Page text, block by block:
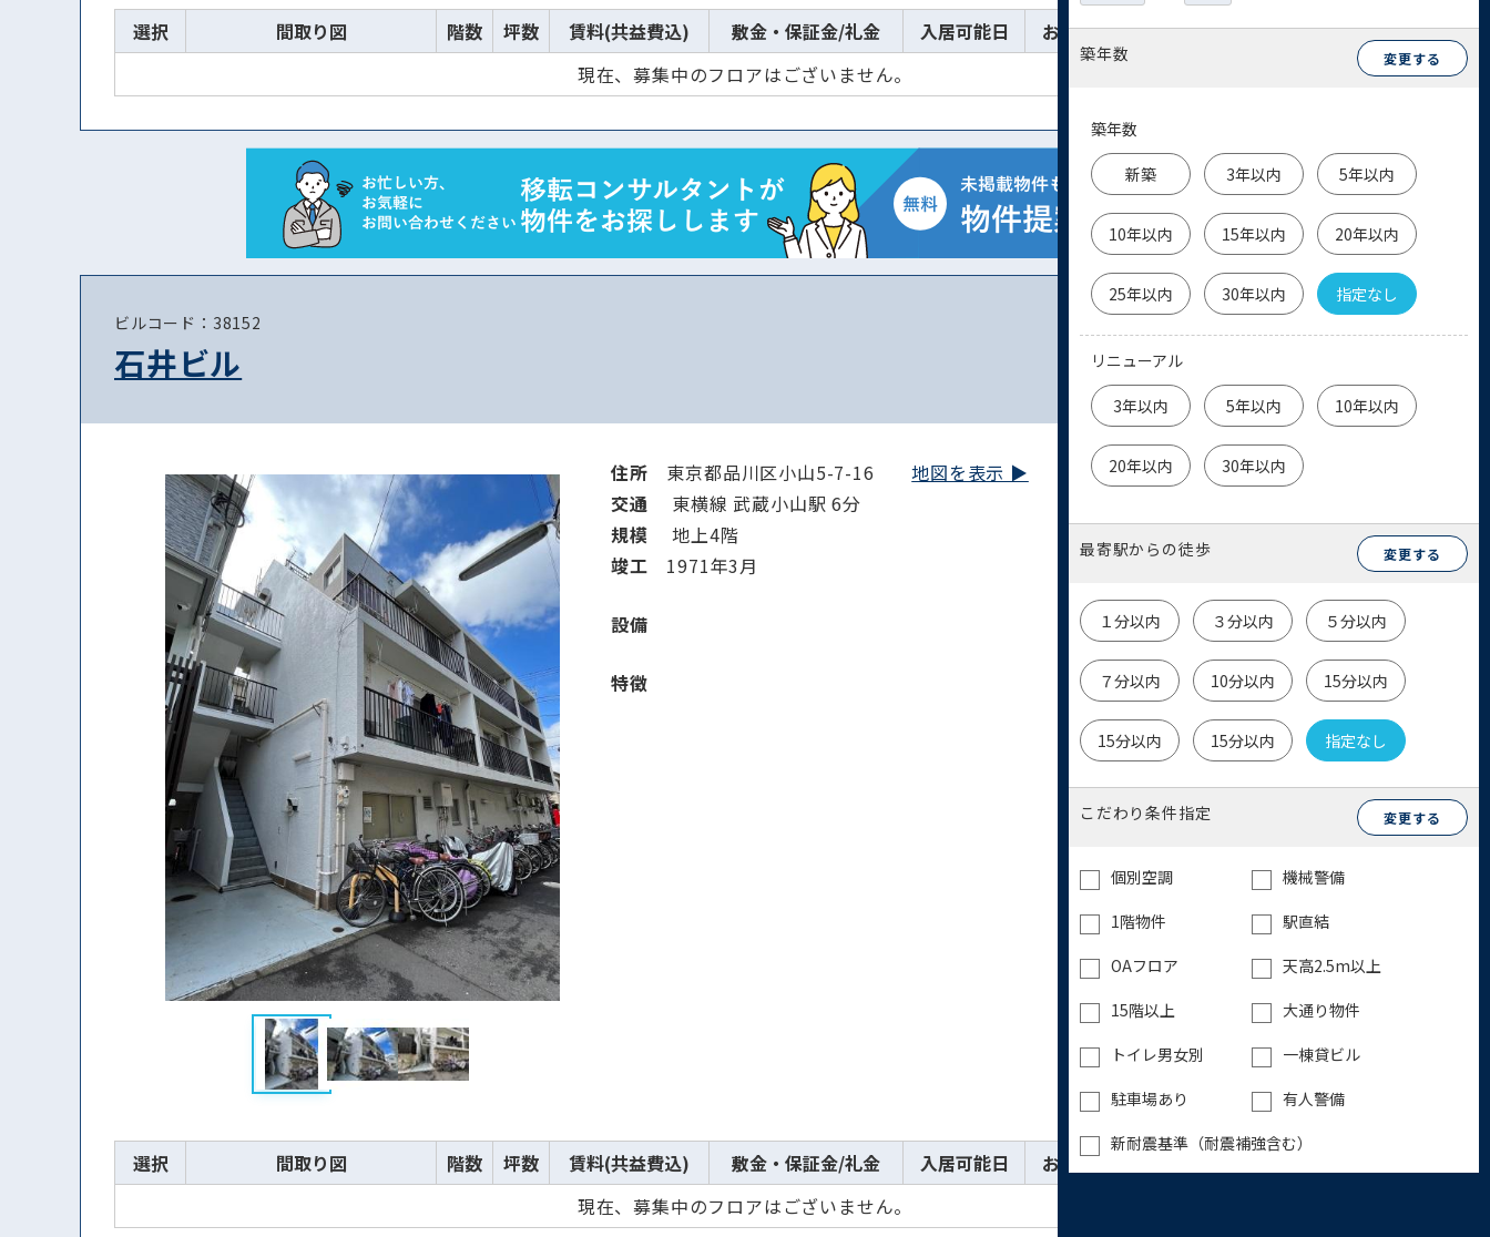
築年数 変更する
築年数
新築 3年以内 5年以内
10年以内 15年以内 20年以内
25年以内 30年以内 指定なし
リニューアル
3年以内 5年以内 10年以内
20年以内 30年以内
最寄駅からの徒歩 変更する
１分以内 ３分以内 ５分以内
７分以内 10分以内 15分以内
15分以内 15分以内 指定なし
こだわり条件指定 変更する
個別空調
機械警備
1階物件
駅直結
OAフロア
天高2.5m以上
15階以上
大通り物件
トイレ男女別
一棟貸ビル
駐車場あり
有人警備
新耐震基準（耐震補強含む）
選択 間取り図 階数 坪数 賃料(共益費込) 敷金・保証金/礼金 入居可能日 お気に入り 詳細
お問い合わせ
現在、募集中のフロアはございません。
ビルコード：38152
石井ビル
住所 東京都品川区小山5-7-16地図を表示 ▶︎
交通
東横線 武蔵小山駅 6分
規模
地上4階
竣⼯ 1971年3月
設備
特徴
選択 間取り図 階数 坪数 賃料(共益費込) 敷金・保証金/礼金 入居可能日 お気に入り
現在、募集中のフロアはございません。